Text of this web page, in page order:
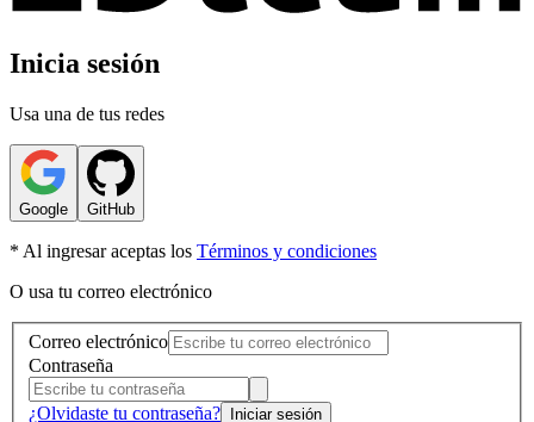
Inicia sesión
Usa una de tus redes
Google GitHub
* Al ingresar aceptas los Términos y condiciones
O usa tu correo electrónico
Correo electrónico
Contraseña
¿Olvidaste tu contraseña? Iniciar sesión